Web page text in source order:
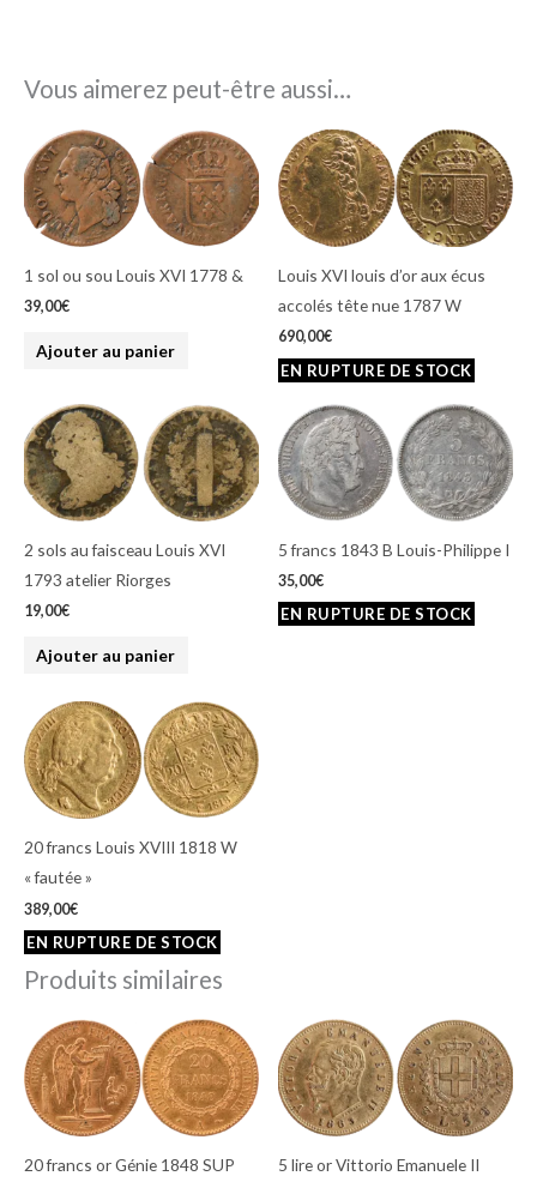
Vous aimerez peut-être aussi…
1 sol ou sou Louis XVI 1778 &
39,00€
Ajouter au panier
Louis XVI louis d’or aux écus
accolés tête nue 1787 W
690,00€
2 sols au faisceau Louis XVI
1793 atelier Riorges
19,00€
Ajouter au panier
5 francs 1843 B Louis-Philippe I
35,00€
20 francs Louis XVIII 1818 W
« fautée »
389,00€
Produits similaires
20 francs or Génie 1848 SUP
5 lire or Vittorio Emanuele II